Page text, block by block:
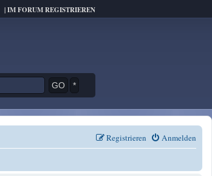
|IM FORUM REGISTRIEREN
*
Anmelden
Registrieren